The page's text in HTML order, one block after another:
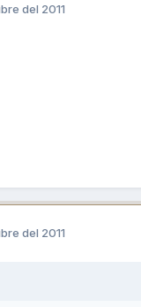
del 2011
del 2011